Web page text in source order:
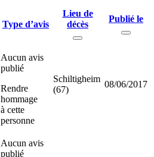
Type d’avis
Lieu de
décès
Publié le
Aucun avis
publié
Rendre
hommage
à cette
personne
Schiltigheim
(67)
08/06/2017
Aucun avis
publié